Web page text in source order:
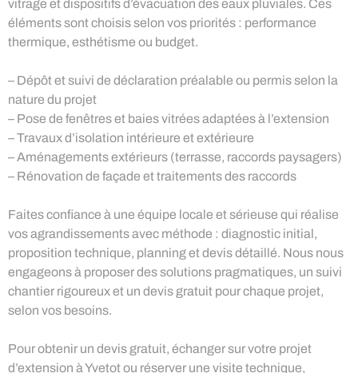
vitrage et dispositifs d’évacuation des eaux pluviales. Ces
éléments sont choisis selon vos priorités : performance
thermique, esthétisme ou budget.
– Dépôt et suivi de déclaration préalable ou permis selon la
nature du projet
– Pose de fenêtres et baies vitrées adaptées à l’extension
– Travaux d’isolation intérieure et extérieure
– Aménagements extérieurs (terrasse, raccords paysagers)
– Rénovation de façade et traitements des raccords
Faites confiance à une équipe locale et sérieuse qui réalise
vos agrandissements avec méthode : diagnostic initial,
proposition technique, planning et devis détaillé. Nous nous
engageons à proposer des solutions pragmatiques, un suivi
chantier rigoureux et un devis gratuit pour chaque projet,
selon vos besoins.
Pour obtenir un devis gratuit, échanger sur votre projet
d’extension à Yvetot ou réserver une visite technique,